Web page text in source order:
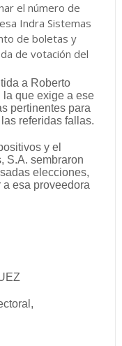
el número de
Indra Sistemas
de boletas y
de votación del
a Roberto
la que exige a ese
pertinentes para
referidas fallas.
y el
S.A. sembraron
elecciones,
esa proveedora